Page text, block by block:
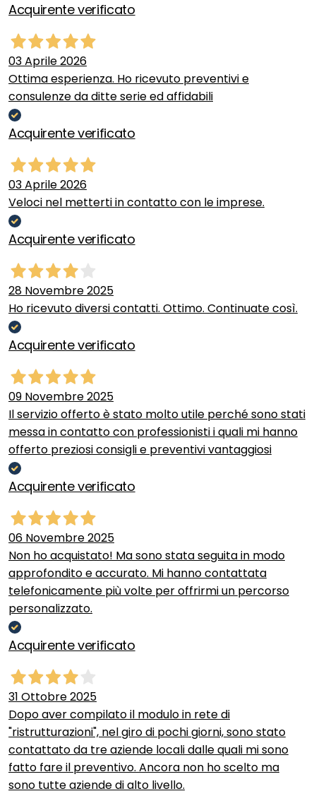
Acquirente verificato
03 Aprile 2026
Ottima esperienza. Ho ricevuto preventivi e
consulenze da ditte serie ed affidabili
Acquirente verificato
03 Aprile 2026
Veloci nel metterti in contatto con le imprese.
Acquirente verificato
28 Novembre 2025
Ho ricevuto diversi contatti. Ottimo. Continuate così.
Acquirente verificato
09 Novembre 2025
Il servizio offerto è stato molto utile perché sono stati
messa in contatto con professionisti i quali mi hanno
offerto preziosi consigli e preventivi vantaggiosi
Acquirente verificato
06 Novembre 2025
Non ho acquistato! Ma sono stata seguita in modo
approfondito e accurato. Mi hanno contattata
telefonicamente più volte per offrirmi un percorso
personalizzato.
Acquirente verificato
31 Ottobre 2025
Dopo aver compilato il modulo in rete di
"ristrutturazioni", nel giro di pochi giorni, sono stato
contattato da tre aziende locali dalle quali mi sono
fatto fare il preventivo. Ancora non ho scelto ma
sono tutte aziende di alto livello.